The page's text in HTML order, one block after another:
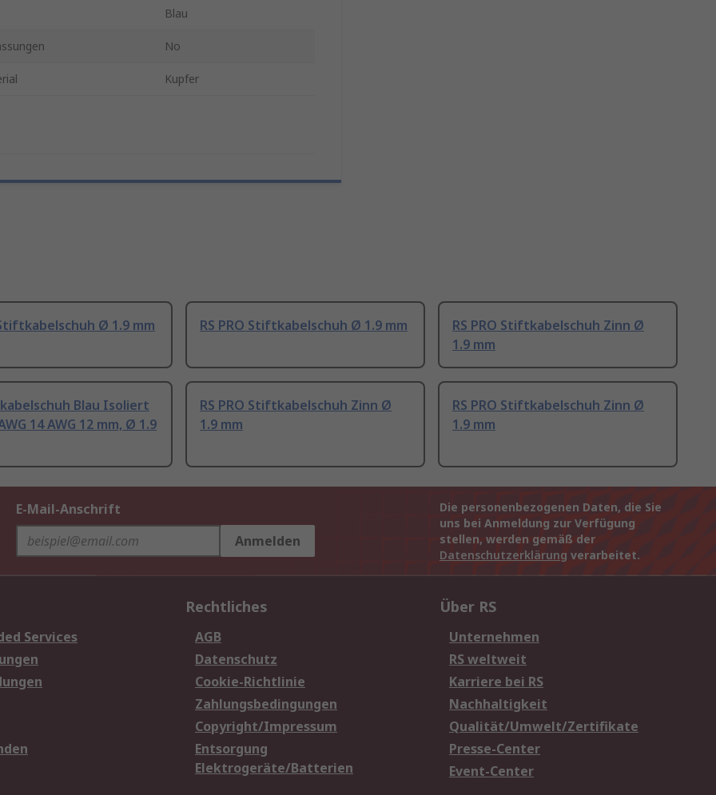
Blau
No
Kupfer
Ø 1.9 mm RS PRO Stiftkabelschuh Ø 1.9 mm
RS PRO Stiftkabelschuh Zinn Ø
1.9 mm
Blau Isoliert
14 AWG 12 mm, Ø 1.9
RS PRO Stiftkabelschuh Zinn Ø
1.9 mm
RS PRO Stiftkabelschuh Zinn Ø
1.9 mm
E-Mail-Anschrift
Anmelden
Die personenbezogenen Daten, die Sie
uns bei Anmeldung zur Verfügung
stellen, werden gemäß der
Datenschutzerklärung verarbeitet.
Services
Rechtliches
AGB
Datenschutz
Cookie-Richtlinie
Zahlungsbedingungen
Copyright/Impressum
Entsorgung
Elektrogeräte/Batterien
Über RS
Unternehmen
RS weltweit
Karriere bei RS
Nachhaltigkeit
Qualität/Umwelt/Zertifikate
Presse-Center
Event-Center